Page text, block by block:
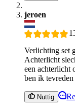
jeroen
Verlichting set
Achterlicht
een achterlicht
ben ik
Nuttig